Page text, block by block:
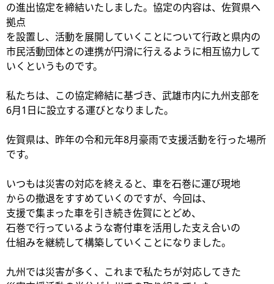
の進出協定を締結いたしました。協定の内容は、佐賀県へ
拠点
を設置し、活動を展開していくことについて行政と県内の
市民活動団体との連携が円滑に行えるように相互協力して
いくというものです。
私たちは、この協定締結に基づき、武雄市内に九州支部を
6月1日に設立する運びとなりました。
佐賀県は、昨年の令和元年8月豪雨で支援活動を行った場所
です。
いつもは災害の対応を終えると、車を石巻に運び現地
からの撤退をすすめていくのですが、今回は、
支援で集まった車を引き続き佐賀にとどめ、
石巻で行っているような寄付車を活用した支え合いの
仕組みを継続して構築していくことになりました。
九州では災害が多く、これまで私たちが対応してきた